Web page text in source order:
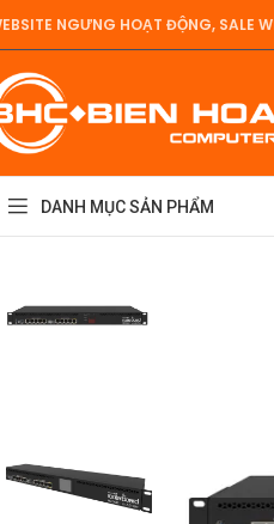
NGƯNG HOẠT ĐỘNG, SALE
DANH MỤC SẢN PHẨM